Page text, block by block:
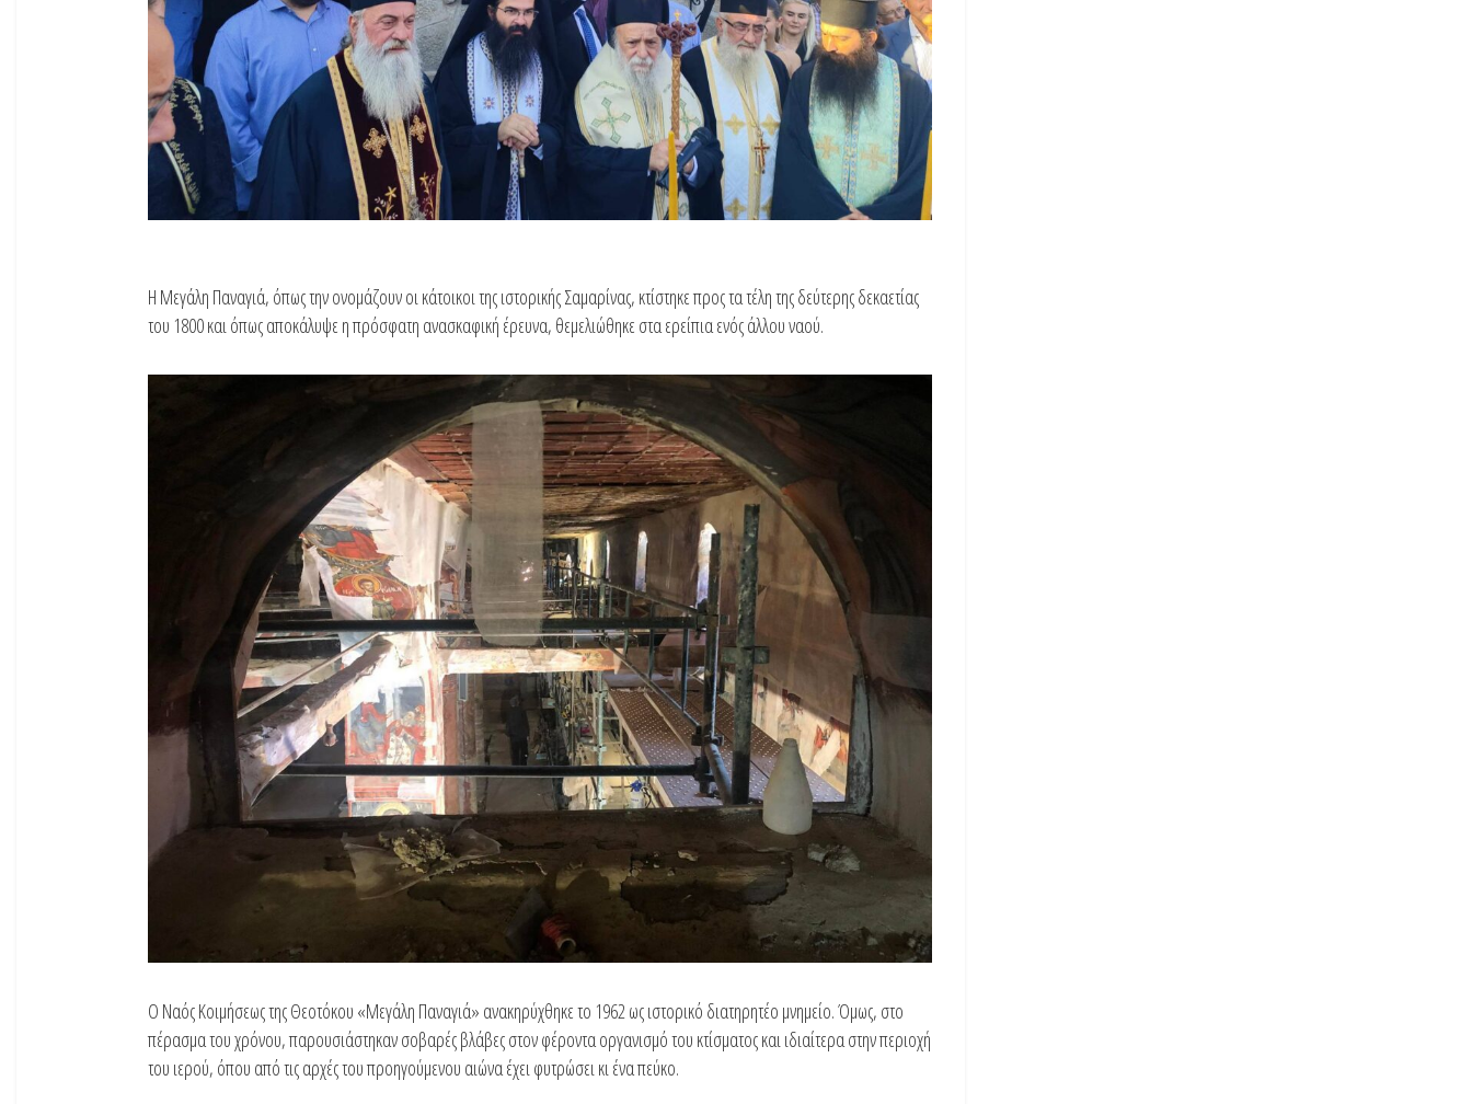
Η Μεγάλη Παναγιά, όπως την ονομάζουν οι κάτοικοι της ιστορικής Σαμαρίνας, κτίστηκε προς τα τέλη της δεύτερης δεκαετίας
του 1800 και όπως αποκάλυψε η πρόσφατη ανασκαφική έρευνα, θεμελιώθηκε στα ερείπια ενός άλλου ναού.
Ο Ναός Κοιμήσεως της Θεοτόκου «Μεγάλη Παναγιά» ανακηρύχθηκε το 1962 ως ιστορικό διατηρητέο μνημείο. Όμως, στο
πέρασμα του χρόνου, παρουσιάστηκαν σοβαρές βλάβες στον φέροντα οργανισμό του κτίσματος και ιδιαίτερα στην περιοχή
του ιερού, όπου από τις αρχές του προηγούμενου αιώνα έχει φυτρώσει κι ένα πεύκο.